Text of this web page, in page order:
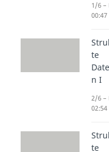
1/6 –
00:47
te
n I
2/6 –
02:54
te